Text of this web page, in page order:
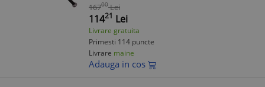
16700 Lei
11421 Lei
Livrare gratuita
Primesti 114 puncte
Livrare maine
Adauga in cos